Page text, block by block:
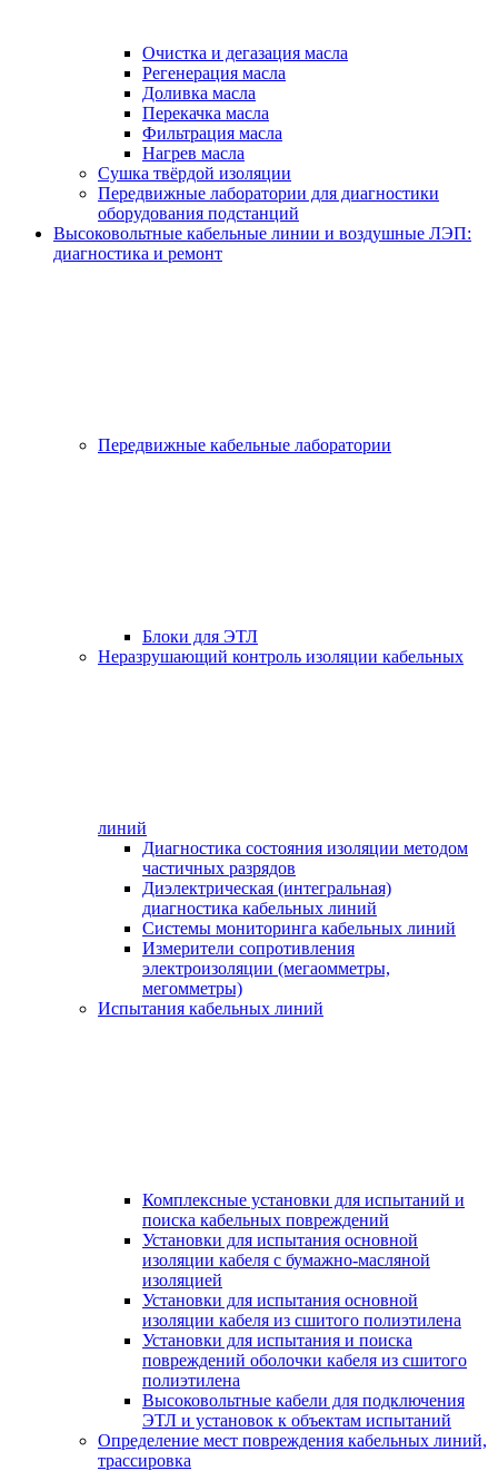
Очистка и дегазация масла
Регенерация масла
Доливка масла
Перекачка масла
Фильтрация масла
Нагрев масла
Сушка твёрдой изоляции
Передвижные лаборатории для диагностики
оборудования подстанций
Высоковольтные кабельные линии и воздушные ЛЭП:
диагностика и ремонт
Передвижные кабельные лаборатории
Блоки для ЭТЛ
Неразрушающий контроль изоляции кабельных
линий
Диагностика состояния изоляции методом
частичных разрядов
Диэлектрическая (интегральная)
диагностика кабельных линий
Системы мониторинга кабельных линий
Измерители сопротивления
электроизоляции (мегаомметры,
мегомметры)
Испытания кабельных линий
Комплексные установки для испытаний и
поиска кабельных повреждений
Установки для испытания основной
изоляции кабеля с бумажно-масляной
изоляцией
Установки для испытания основной
изоляции кабеля из сшитого полиэтилена
Установки для испытания и поиска
повреждений оболочки кабеля из сшитого
полиэтилена
Высоковольтные кабели для подключения
ЭТЛ и установок к объектам испытаний
Определение мест повреждения кабельных линий,
трассировка